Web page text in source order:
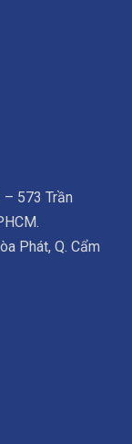
– 573 Trần
Phát, Q. Cẩm